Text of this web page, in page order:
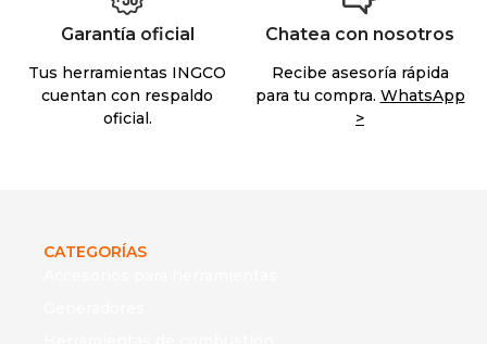
Garantía oficial
Tus herramientas INGCO
cuentan con respaldo
oficial.
Chatea con nosotros
Recibe asesoría rápida
para tu compra. WhatsApp
>
CATEGORÍAS